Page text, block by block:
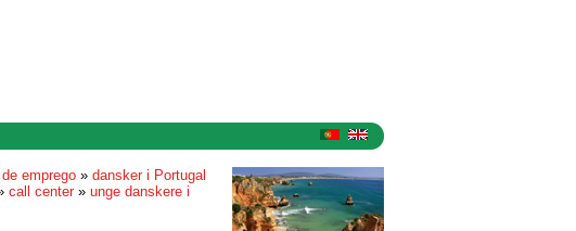
emprego » dansker i Portugal
call center » unge danskere i